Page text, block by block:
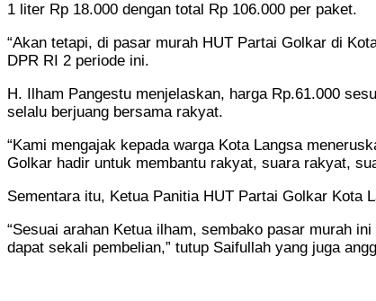
1 liter Rp 18.000 dengan total Rp 106.000 per paket.
“Akan tetapi, di pasar murah HUT Partai Golkar di
DPR RI 2 periode ini.
H. Ilham Pangestu menjelaskan, harga Rp.61.000
selalu berjuang bersama rakyat.
“Kami mengajak kepada warga Kota Langsa
Golkar hadir untuk membantu rakyat, suara rakyat,
Sementara itu, Ketua Panitia HUT Partai Golkar Kota
“Sesuai arahan Ketua ilham, sembako pasar murah
dapat sekali pembelian,” tutup Saifullah yang juga